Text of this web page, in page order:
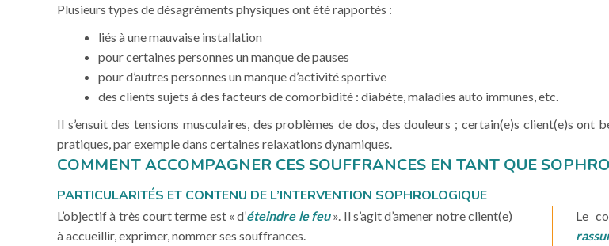
Plusieurs types de désagréments physiques ont été rapportés :
liés à une mauvaise installation
pour certaines personnes un manque de pauses
pour d’autres personnes un manque d’activité sportive
des clients sujets à des facteurs de comorbidité : diabète, maladies auto immunes, etc.
Il s’ensuit des tensions musculaires, des problèmes de dos, des douleurs ; certain(e)s client(e)s
pratiques, par exemple dans certaines relaxations dynamiques.
COMMENT ACCOMPAGNER CES SOUFFRANCES EN TANT QUE
PARTICULARITÉS ET CONTENU DE L’INTERVENTION SOPHROLOGIQUE
L’objectif à très court terme est « d’éteindre le feu». Il s’agit d’amener notre client(e)
à accueillir, exprimer, nommer ses souffrances.
Le